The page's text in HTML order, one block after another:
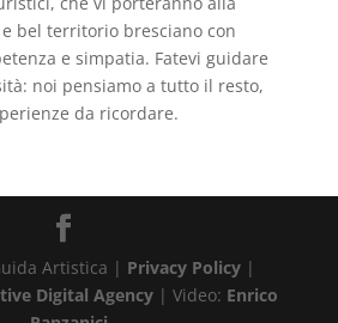
bel territorio bresciano con
e simpatia. Fatevi guidare
noi pensiamo a tutto il resto,
da ricordare.
Artistica | Privacy Policy |
Digital Agency | Video: Enrico